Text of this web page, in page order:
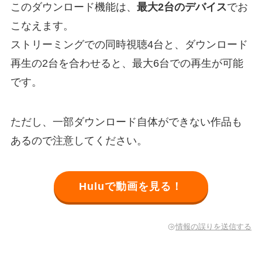
このダウンロード機能は、 最大2台のデバイスでお
こなえます。
ストリーミングでの同時視聴4台と、ダウンロード
再生の2台を合わせると、最大6台での再生が可能
です。
ただし、一部ダウンロード自体ができない作品も
あるので注意してください。
Huluで動画を見る！
情報の誤りを送信する